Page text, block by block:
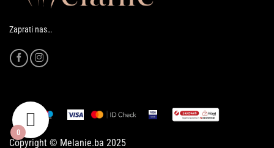
Zaprati nas…
Copyright © Melanie.ba 2025
0